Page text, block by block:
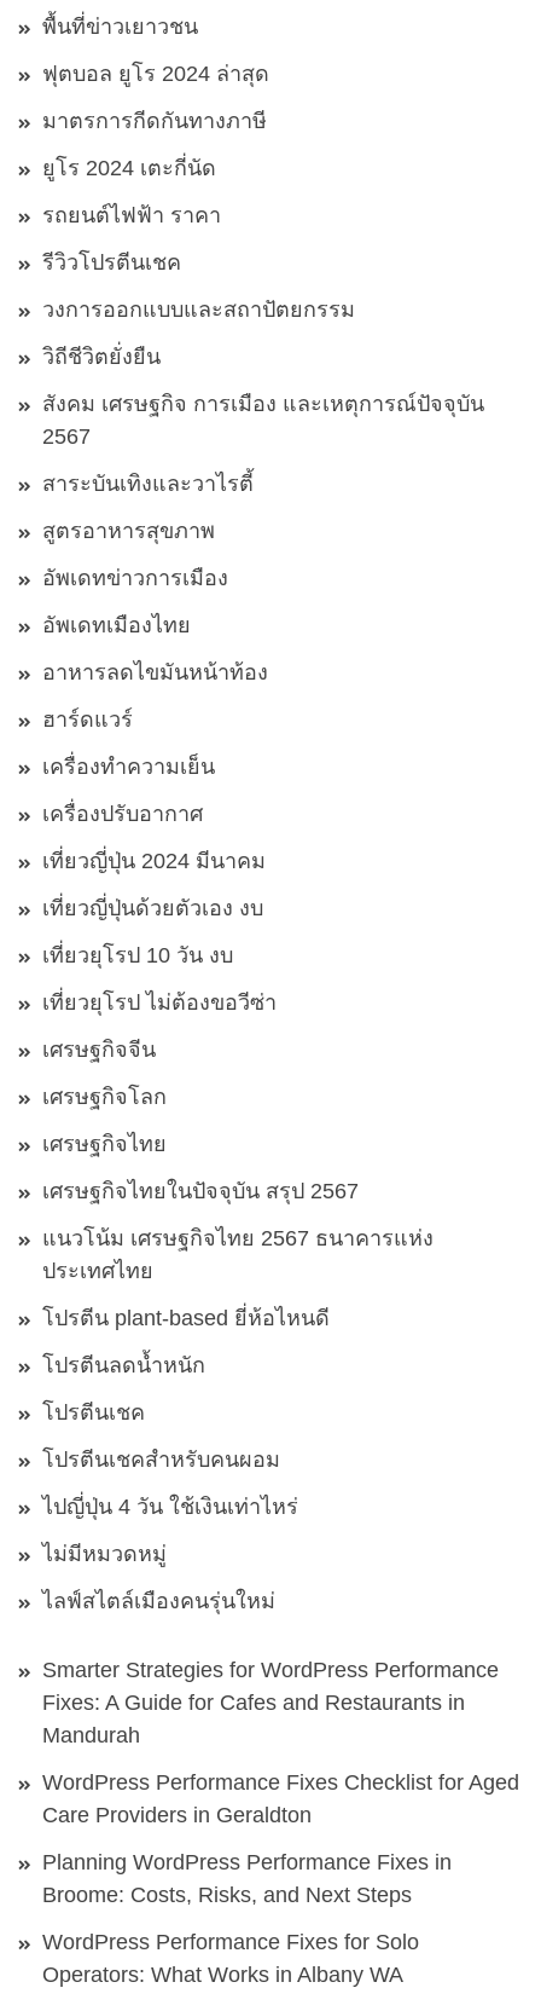
พื้นที่ข่าวเยาวชน
ฟุตบอล ยูโร 2024 ล่าสุด
มาตรการกีดกันทางภาษี
ยูโร 2024 เตะกี่นัด
รถยนต์ไฟฟ้า ราคา
รีวิวโปรตีนเชค
วงการออกแบบและสถาปัตยกรรม
วิถีชีวิตยั่งยืน
สังคม เศรษฐกิจ การเมือง และเหตุการณ์ปัจจุบัน
2567
สาระบันเทิงและวาไรตี้
สูตรอาหารสุขภาพ
อัพเดทข่าวการเมือง
อัพเดทเมืองไทย
อาหารลดไขมันหน้าท้อง
ฮาร์ดแวร์
เครื่องทำความเย็น
เครื่องปรับอากาศ
เที่ยวญี่ปุ่น 2024 มีนาคม
เที่ยวญี่ปุ่นด้วยตัวเอง งบ
เที่ยวยุโรป 10 วัน งบ
เที่ยวยุโรป ไม่ต้องขอวีซ่า
เศรษฐกิจจีน
เศรษฐกิจโลก
เศรษฐกิจไทย
เศรษฐกิจไทยในปัจจุบัน สรุป 2567
แนวโน้ม เศรษฐกิจไทย 2567 ธนาคารแห่ง
ประเทศไทย
โปรตีน plant-based ยี่ห้อไหนดี
โปรตีนลดน้ำหนัก
โปรตีนเชค
โปรตีนเชคสำหรับคนผอม
ไปญี่ปุ่น 4 วัน ใช้เงินเท่าไหร่
ไม่มีหมวดหมู่
ไลฟ์สไตล์เมืองคนรุ่นใหม่
Smarter Strategies for WordPress Performance
Fixes: A Guide for Cafes and Restaurants in
Mandurah
WordPress Performance Fixes Checklist for Aged
Care Providers in Geraldton
Planning WordPress Performance Fixes in
Broome: Costs, Risks, and Next Steps
WordPress Performance Fixes for Solo
Operators: What Works in Albany WA